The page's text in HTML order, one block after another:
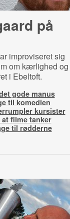
på
improviseret sig
om kærlighed og
i Ebeltoft.
gode manus
til komedien
kursister
filme tanker
til rødderne